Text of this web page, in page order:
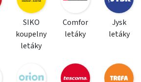
SIKO
koupelny
letáky
Comfor
letáky
Jysk
letáky